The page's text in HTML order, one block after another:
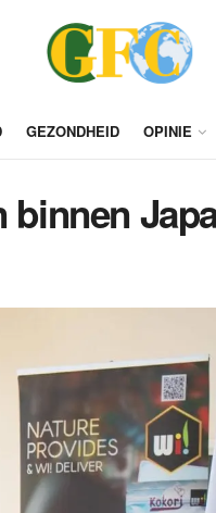
GEZONDHEID OPINIE